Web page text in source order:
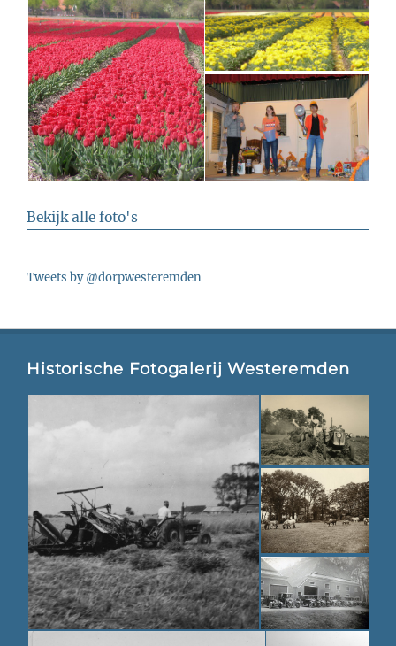
Bekijk alle foto's
Tweets by @dorpwesteremden
Historische Fotogalerij Westeremden